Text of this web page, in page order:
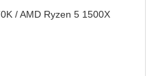
/ AMD Ryzen 5 1500X